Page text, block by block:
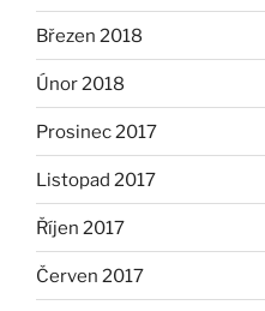
Březen 2018
Únor 2018
Prosinec 2017
Listopad 2017
Říjen 2017
Červen 2017